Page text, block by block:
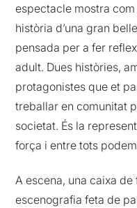
espectacle mostra
història d’una gran
pensada per a fer
adult. Dues històries,
protagonistes que et
treballar en comunitat
societat. És la
força i entre tots
A escena, una caixa de
escenografia feta de